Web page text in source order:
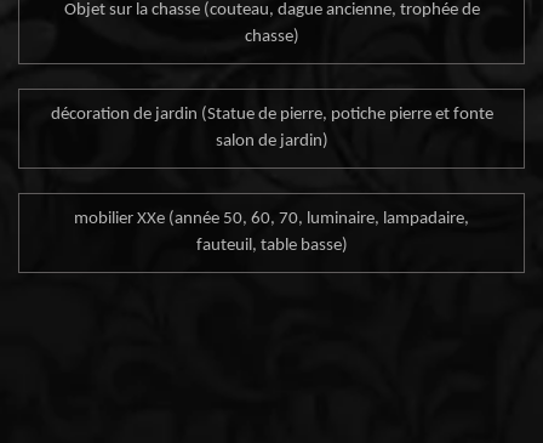
Objet sur la chasse (couteau, dague ancienne, trophée de
chasse)
décoration de jardin (Statue de pierre, potiche pierre et fonte
salon de jardin)
mobilier XXe (année 50, 60, 70, luminaire, lampadaire,
fauteuil, table basse)